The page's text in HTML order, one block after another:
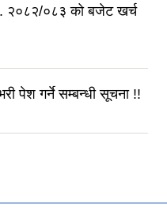
२०८२/०८३ को बजेट खर्च
पेश गर्ने सम्बन्धी सूचना !!